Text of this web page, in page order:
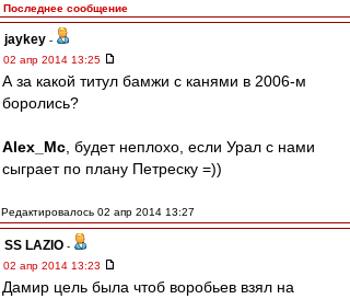
Последнее сообщение
jaykey -
02 апр 2014 13:25
А за какой титул бамжи с канями в 2006-м
боролись?
Alex_Mc , будет неплохо, если Урал с нами
сыграет по плану Петреску =))
Редактировалось 02 апр 2014 13:27
SS LAZIO -
02 апр 2014 13:23
Дамир цель была чтоб воробьев взял на